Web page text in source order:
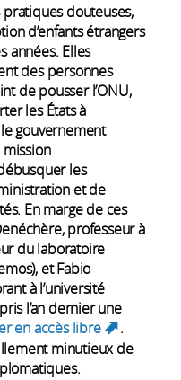
douteuses,
d’enfants étrangers
années. Elles
des personnes
de pousser l’ONU,
les États à
gouvernement
les
et de
En marge de ces
professeur à
du laboratoire
et Fabio
à l’université
l’an dernier une
en accès libre
(link
is
.
minutieux de